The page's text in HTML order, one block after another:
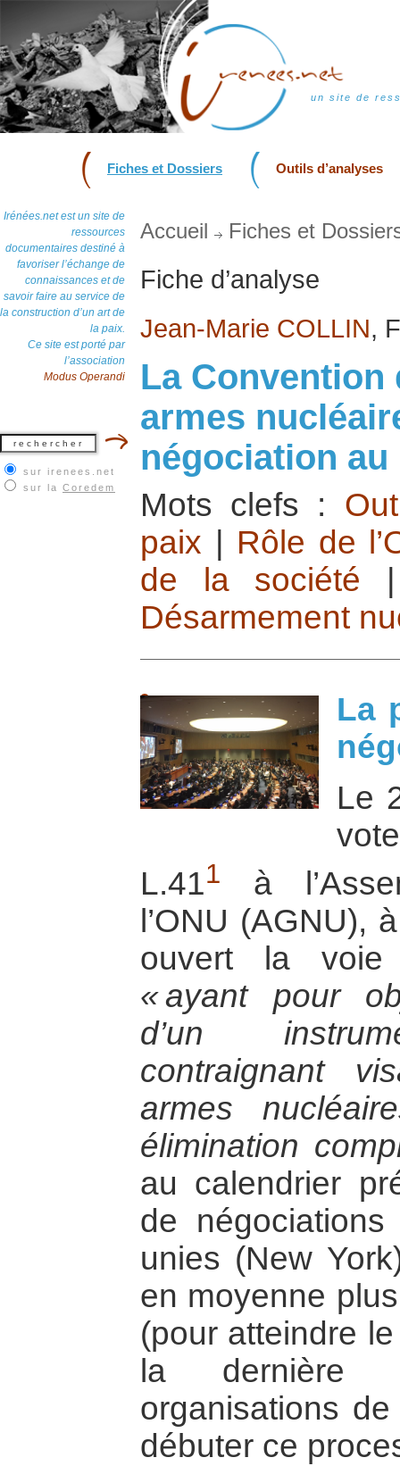
un site de
Fiches et Dossiers Outils d’analyses
Irénées.net est un site de
ressources
documentaires destiné à
favoriser l’échange de
connaissances et de
savoir faire au service de
la construction d’un art de
la paix.
Ce site est porté par
l’association
Modus Operandi
sur irenees.net
sur la Coredem
Accueil Fiches et
Fiche d’analyse
Jean-Marie COLLIN,
La Convention
armes
négociation au
Mots clefs :
paix
Rôle de
de la société
Désarmement
La
Le
L.411
à
l’ONU (AGNU),
ouvert la voie
« ayant pour
d’un
contraignant
armes
élimination
au calendrier
de
unies (New
en moyenne
(pour atteindre
la dernière
organisations
débuter ce